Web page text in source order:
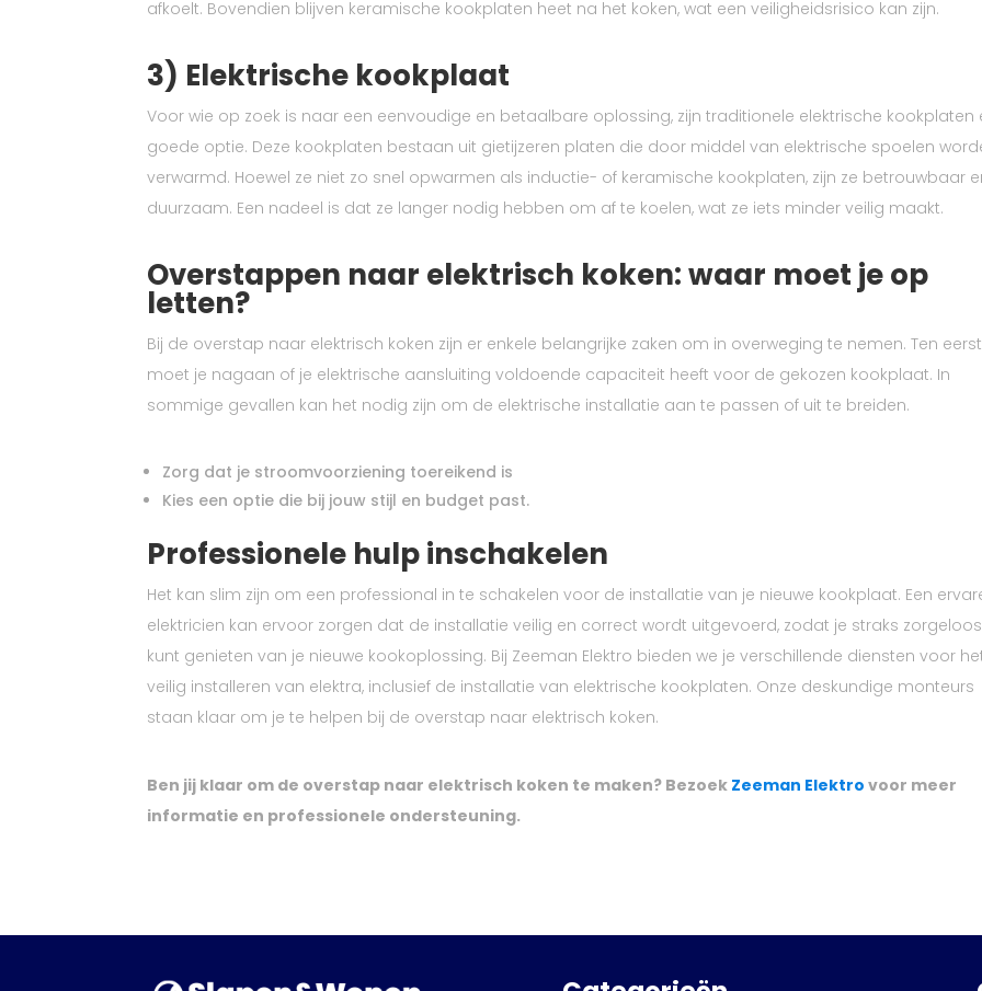
afkoelt. Bovendien blijven keramische kookplaten heet na het koken, wat een veiligheidsrisico kan zijn.
3) Elektrische kookplaat
Voor wie op zoek is naar een eenvoudige en betaalbare oplossing, zijn traditionele elektrische kookplaten
goede optie. Deze kookplaten bestaan uit gietijzeren platen die door middel van elektrische spoelen
verwarmd. Hoewel ze niet zo snel opwarmen als inductie- of keramische kookplaten, zijn ze betrouwbaar
duurzaam. Een nadeel is dat ze langer nodig hebben om af te koelen, wat ze iets minder veilig maakt.
Overstappen naar elektrisch koken: waar moet je op
letten?
Bij de overstap naar elektrisch koken zijn er enkele belangrijke zaken om in overweging te nemen. Ten
moet je nagaan of je elektrische aansluiting voldoende capaciteit heeft voor de gekozen kookplaat. In
sommige gevallen kan het nodig zijn om de elektrische installatie aan te passen of uit te breiden.
Zorg dat je stroomvoorziening toereikend is
Kies een optie die bij jouw stijl en budget past.
Professionele hulp inschakelen
Het kan slim zijn om een professional in te schakelen voor de installatie van je nieuwe kookplaat. Een
elektricien kan ervoor zorgen dat de installatie veilig en correct wordt uitgevoerd, zodat je straks zorgeloos
kunt genieten van je nieuwe kookoplossing. Bij Zeeman Elektro bieden we je verschillende diensten voor
veilig installeren van elektra, inclusief de installatie van elektrische kookplaten. Onze deskundige monteurs
staan klaar om je te helpen bij de overstap naar elektrisch koken.
Ben jij klaar om de overstap naar elektrisch koken te maken? Bezoek Zeeman Elektro voor meer
informatie en professionele ondersteuning.